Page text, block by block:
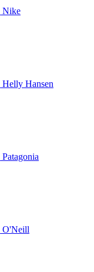
Nike
Helly Hansen
Patagonia
O'Neill